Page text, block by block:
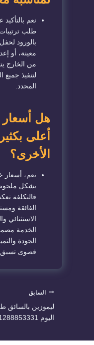
نعم
طلب
بالورود
معينة، أو
من الخارج
لتنفيذ جميع
المحدد.
هل أسعار
أعلى
الأخرى؟
نعم، أسعار
بشكل
فالتكلفة
الفائقة
الاستثنائي
الخدمة
الجودة
قصوى تسبق
تصفّح
المقالات
السابق
ليموزين بالسائق
اليوم 01288853331